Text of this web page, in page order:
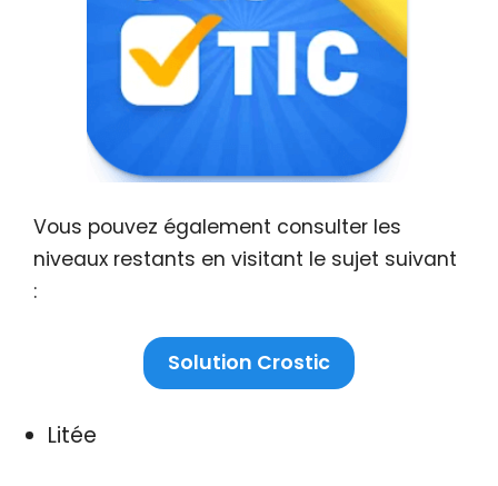
Vous pouvez également consulter les
niveaux restants en visitant le sujet suivant
:
Solution Crostic
Litée